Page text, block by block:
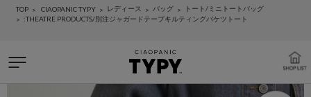
TOP CIAOPANIC TYPY レディース バッグ
トート/ミニトートバッグ
:THEATRE PRODUCTS/別注ジャガードテープキルティングバケツトート